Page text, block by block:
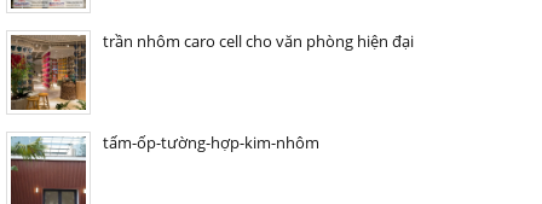
trần nhôm caro cell cho văn phòng hiện đại
tấm-ốp-tường-hợp-kim-nhôm